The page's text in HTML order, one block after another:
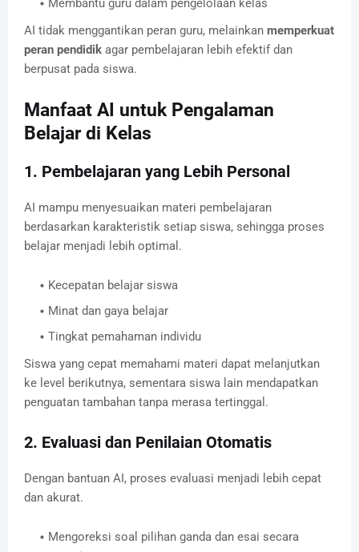
Membantu guru dalam pengelolaan kelas
AI tidak menggantikan peran guru, melainkan memperkuat
peran pendidik agar pembelajaran lebih efektif dan
berpusat pada siswa.
Manfaat AI untuk Pengalaman
Belajar di Kelas
1. Pembelajaran yang Lebih Personal
AI mampu menyesuaikan materi pembelajaran
berdasarkan karakteristik setiap siswa, sehingga proses
belajar menjadi lebih optimal.
Kecepatan belajar siswa
Minat dan gaya belajar
Tingkat pemahaman individu
Siswa yang cepat memahami materi dapat melanjutkan
ke level berikutnya, sementara siswa lain mendapatkan
penguatan tambahan tanpa merasa tertinggal.
2. Evaluasi dan Penilaian Otomatis
Dengan bantuan AI, proses evaluasi menjadi lebih cepat
dan akurat.
Mengoreksi soal pilihan ganda dan esai secara